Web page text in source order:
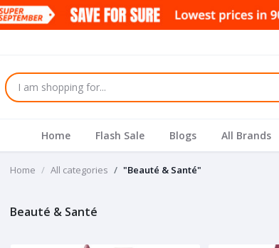
Home Flash Sale Blogs All Brands
Home All categories "Beauté & Santé"
Beauté & Santé